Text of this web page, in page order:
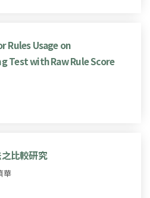
Rules Usage on
Test with Raw Rule Score
比較研究
華